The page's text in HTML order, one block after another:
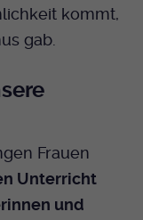
kommt,
gab.
Frauen
Unterricht
und